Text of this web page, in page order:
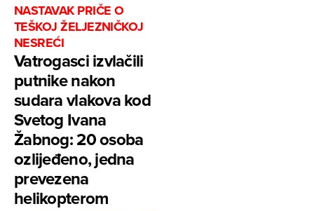
NASTAVAK PRIČE O
TEŠKOJ ŽELJEZNIČKOJ
NESREĆI
Vatrogasci izvlačili
putnike nakon
sudara vlakova kod
Svetog Ivana
Žabnog: 20 osoba
ozlijeđeno, jedna
prevezena
helikopterom